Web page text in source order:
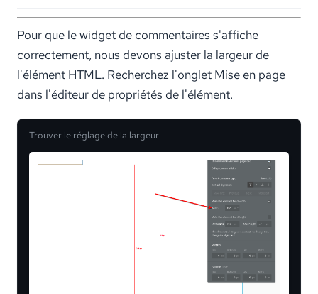
Pour que le widget de commentaires s'affiche
correctement, nous devons ajuster la largeur de
l'élément HTML. Recherchez l'onglet Mise en page
dans l'éditeur de propriétés de l'élément.
Trouver le réglage de la largeur